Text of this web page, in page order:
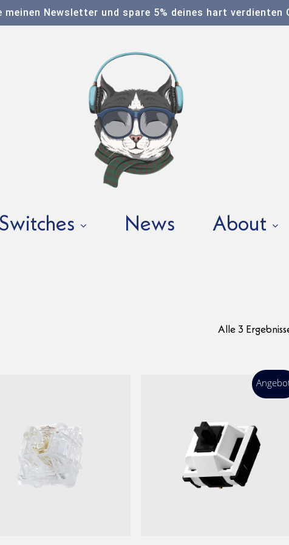
meinen Newsletter und spare 5% deines hart verdienten
Switches News About
Alle 3